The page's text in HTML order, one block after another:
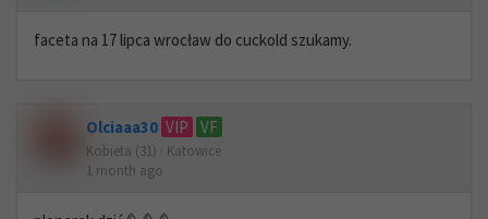
faceta na 17 lipca wrocław do cuckold szukamy.
Olciaaa30 VIP VF
Kobieta (31) · Katowice
1 month ago